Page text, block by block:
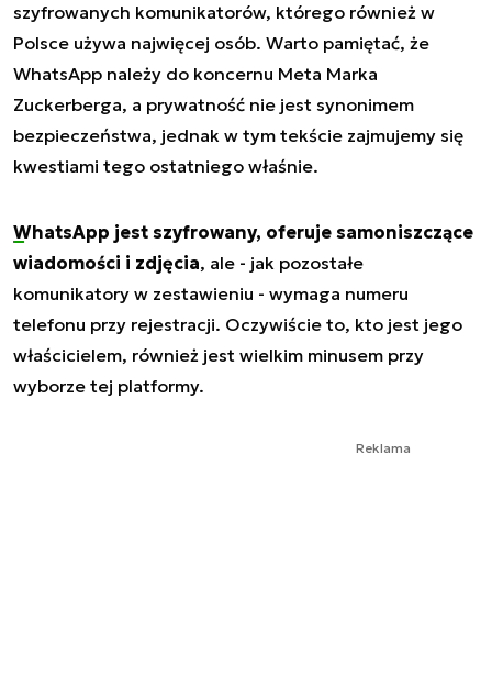
szyfrowanych komunikatorów, którego również w
Polsce używa najwięcej osób. Warto pamiętać, że
WhatsApp należy do koncernu Meta Marka
Zuckerberga, a prywatność nie jest synonimem
bezpieczeństwa, jednak w tym tekście zajmujemy się
kwestiami tego ostatniego właśnie.
WhatsApp jest szyfrowany, oferuje samoniszczące
wiadomości i zdjęcia, ale - jak pozostałe
komunikatory w zestawieniu - wymaga numeru
telefonu przy rejestracji. Oczywiście to, kto jest jego
właścicielem, również jest wielkim minusem przy
wyborze tej platformy.
Reklama